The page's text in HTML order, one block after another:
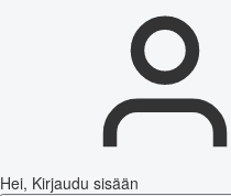
Hei, Kirjaudu sisään